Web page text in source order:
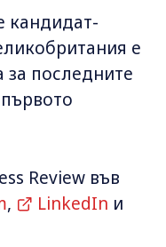
кандидат-
е
за последните
Review във
, LinkedIn и